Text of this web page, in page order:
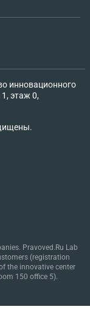
инновационного
этаж 0,
Pravoved.Ru Lab
(registration
the innovative center
150 office 5).